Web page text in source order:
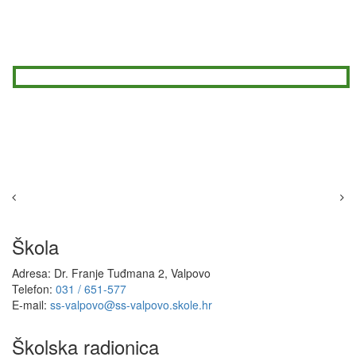
Škola
Adresa: Dr. Franje Tuđmana 2, Valpovo
Telefon: 031 / 651-577
E-mail: ss-valpovo@ss-valpovo.skole.hr
Školska radionica